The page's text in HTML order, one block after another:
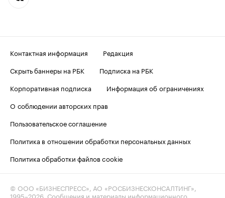
Контактная информация
Редакция
Скрыть баннеры на РБК
Подписка на РБК
Корпоративная подписка
Информация об ограничениях
О соблюдении авторских прав
Пользовательское соглашение
Политика в отношении обработки персональных данных
Политика обработки файлов cookie
© ООО «БИЗНЕСПРЕСС», АО «РОСБИЗНЕСКОНСАЛТИНГ»,
1995–2026 . Сообщения и материалы информационного